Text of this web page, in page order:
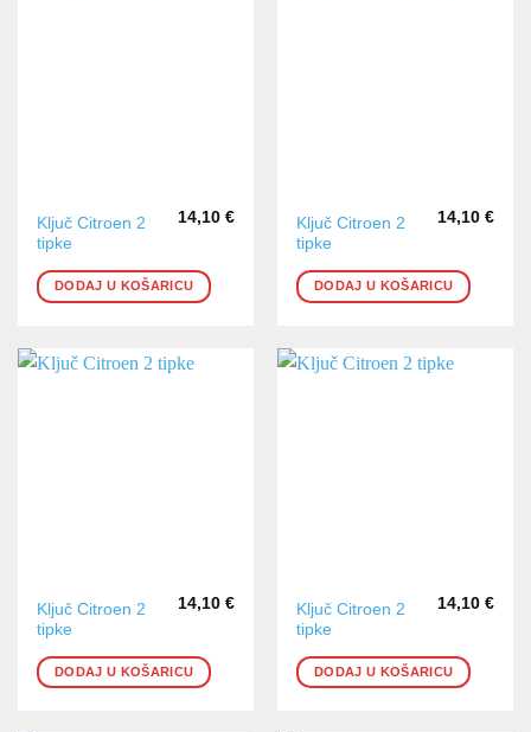
Ključ Citroen 2
tipke
14,10 €
DODAJ U KOŠARICU
Ključ Citroen 2
tipke
14,10 €
DODAJ U KOŠARICU
Ključ Citroen 2
tipke
14,10 €
DODAJ U KOŠARICU
Ključ Citroen 2
tipke
14,10 €
DODAJ U KOŠARICU